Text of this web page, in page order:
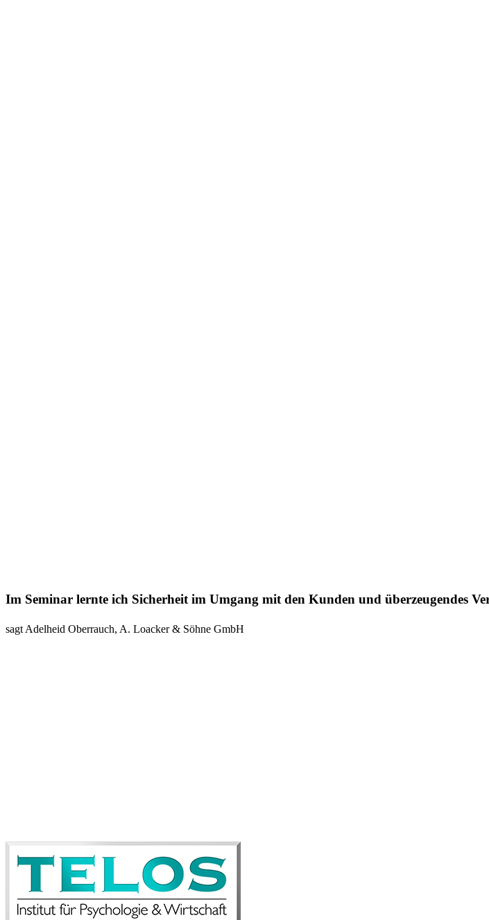
Im Seminar lernte ich Sicherheit im Umgang mit den Kunden und überzeugendes
sagt Adelheid Oberrauch, A. Loacker & Söhne GmbH